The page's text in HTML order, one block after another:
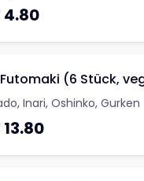
4.80
(6 Stück,
Inari, Oshinko, Gurken
13.80